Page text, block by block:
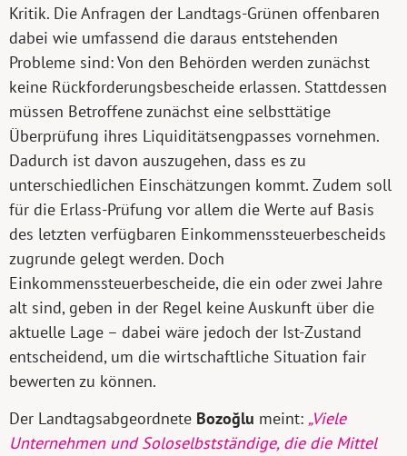
Kritik. Die Anfragen der Landtags-Grünen offenbaren
dabei wie umfassend die daraus entstehenden
Probleme sind: Von den Behörden werden zunächst
keine Rückforderungsbescheide erlassen. Stattdessen
müssen Betroffene zunächst eine selbsttätige
Überprüfung ihres Liquiditätsengpasses vornehmen.
Dadurch ist davon auszugehen, dass es zu
unterschiedlichen Einschätzungen kommt. Zudem soll
für die Erlass-Prüfung vor allem die Werte auf Basis
des letzten verfügbaren Einkommenssteuerbescheids
zugrunde gelegt werden. Doch
Einkommenssteuerbescheide, die ein oder zwei Jahre
alt sind, geben in der Regel keine Auskunft über die
aktuelle Lage – dabei wäre jedoch der Ist-Zustand
entscheidend, um die wirtschaftliche Situation fair
bewerten zu können.
Der Landtagsabgeordnete Bozoğlu meint: „Viele
Unternehmen und Soloselbstständige, die die Mittel